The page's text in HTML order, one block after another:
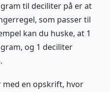
til deciliter på er at
som passer til
kan du huske, at 1
og 1 deciliter
med en opskrift, hvor